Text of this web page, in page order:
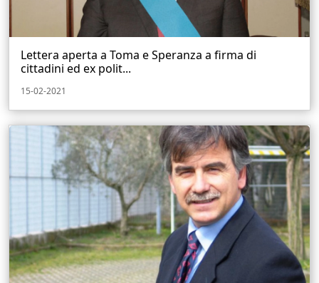
Lettera aperta a Toma e Speranza a firma di
cittadini ed ex polit...
15-02-2021